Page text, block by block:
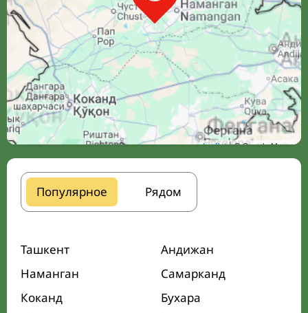
Leaflet| © Google Maps
Популярное Рядом
Ташкент
Андижан
Наманган
Самарканд
Коканд
Бухара